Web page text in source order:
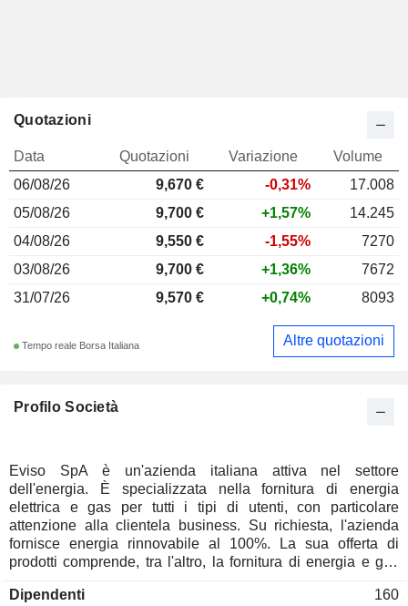
Profilo Società
Eviso SpA è un'azienda italiana attiva nel settore
dell'energia. È specializzata nella fornitura di energia
elettrica e gas per tutti i tipi di utenti, con particolare
attenzione alla clientela business. Su richiesta, l'azienda
fornisce energia rinnovabile al 100%. La sua offerta di
prodotti comprende, tra l'altro, la fornitura di energia e gas
risparmio elettrico e una piattaforma basata sull'intelligenza
Dipendenti 160
Quotazioni
Data Quotazioni Variazione
Volume
06/08/26
9,670 € -0,31%
17.008
05/08/26
9,700 € +1,57%
14.245
04/08/26
9,550 € -1,55%
7270
03/08/26
9,700 € +1,36%
7672
31/07/26
9,570 € +0,74% 8093
Tempo reale Borsa Italiana Altre quotazioni